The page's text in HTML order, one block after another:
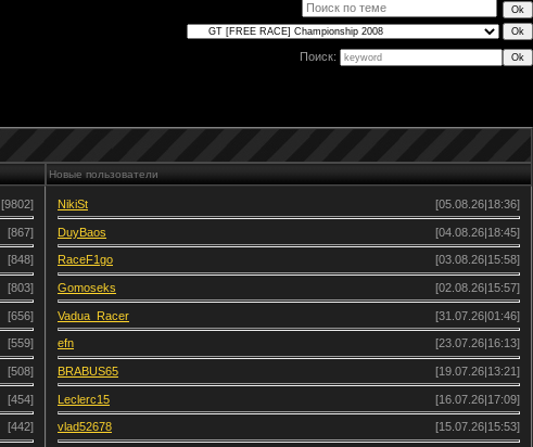
Поиск:
Новые пользователи
[9802]
[867]
[848]
[803]
[656]
[559]
[508]
[454]
[442]
NikiSt [05.08.26|18:36]
DuyBaos [04.08.26|18:45]
RaceF1go [03.08.26|15:58]
Gomoseks [02.08.26|15:57]
Vadua_Racer [31.07.26|01:46]
efn [23.07.26|16:13]
BRABUS65 [19.07.26|13:21]
Leclerc15 [16.07.26|17:09]
vlad52678 [15.07.26|15:53]